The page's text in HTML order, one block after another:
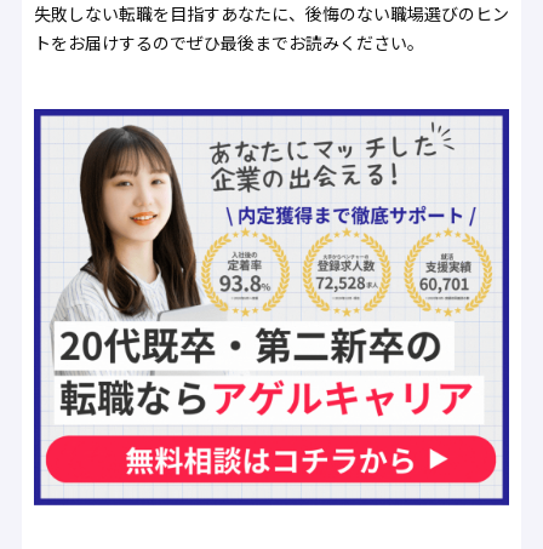
失敗しない転職を目指すあなたに、後悔のない職場選びのヒン
トをお届けするのでぜひ最後までお読みください。